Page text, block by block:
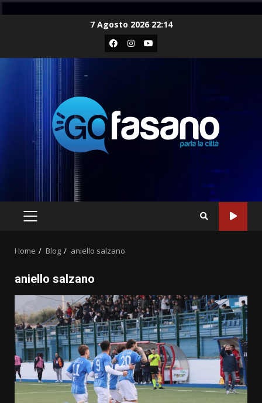
7 Agosto 2026 22:14
Facebook
Instagram
Youtube
PRIMARY
Home Blog aniello salzano
aniello salzano